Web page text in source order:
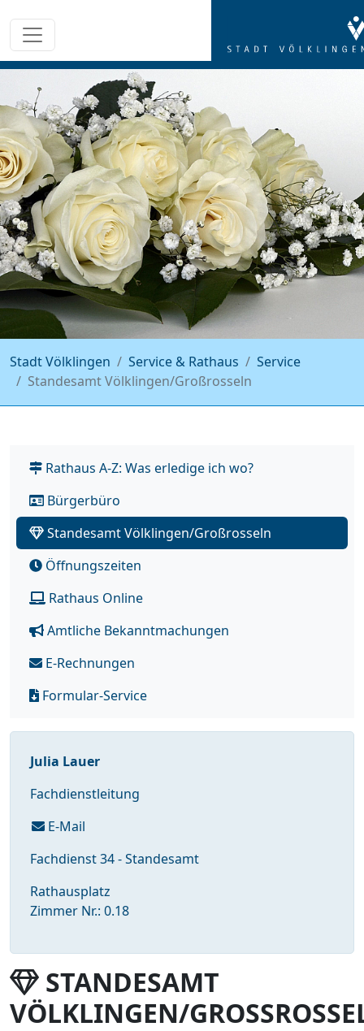
Stadt Völklingen Service & Rathaus
Service
Standesamt Völklingen/Großrosseln
Rathaus A-Z: Was erledige ich wo?
Bürgerbüro
Standesamt Völklingen/Großrosseln
Öffnungszeiten
Rathaus Online
Amtliche Bekanntmachungen
E-Rechnungen
Formular-Service
Julia Lauer
Fachdienstleitung
E-Mail
Fachdienst 34 - Standesamt
Rathausplatz
Zimmer Nr.: 0.18
STANDESAMT
VÖLKLINGEN/